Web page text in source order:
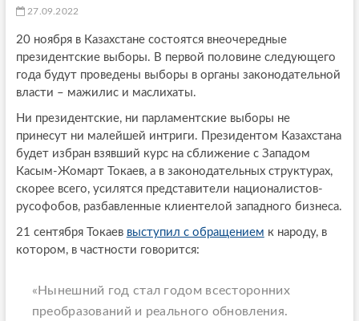
27.09.2022
20 ноября в Казахстане состоятся внеочередные
президентские выборы. В первой половине следующего
года будут проведены выборы в органы законодательной
власти – мажилис и маслихаты.
Ни президентские, ни парламентские выборы не
принесут ни малейшей интриги. Президентом Казахстана
будет избран взявший курс на сближение с Западом
Касым-Жомарт Токаев, а в законодательных структурах,
скорее всего, усилятся представители националистов-
русофобов, разбавленные клиентелой западного бизнеса.
21 сентября Токаев выступил с обращением к народу, в
котором, в частности говорится:
«Нынешний год стал годом всесторонних
преобразований и реального обновления.